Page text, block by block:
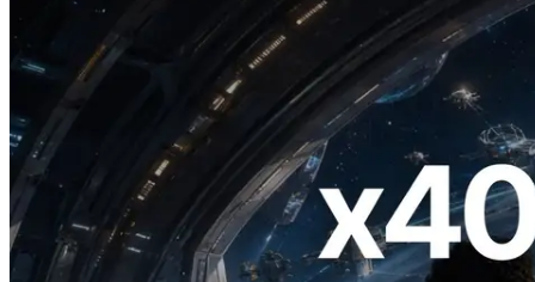
2026.07.04